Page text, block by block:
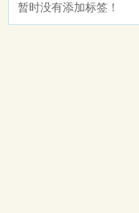
暂时没有添加标签！